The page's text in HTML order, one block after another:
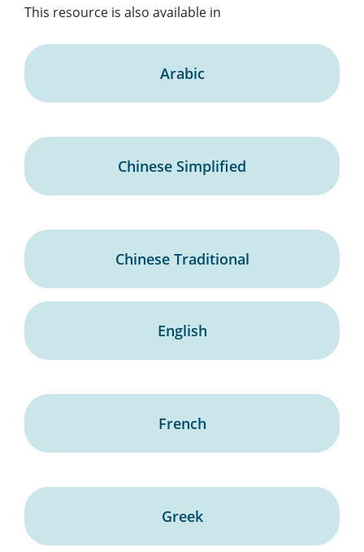
This resource is also available in
Arabic
Chinese Simplified
Chinese Traditional
English
French
Greek